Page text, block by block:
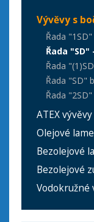
Vývěvy s
Řada
Řada
Řada
Řada "SD"
Řada
ATEX
Olejové
Bezolejové
Bezolejové
Vodokružné